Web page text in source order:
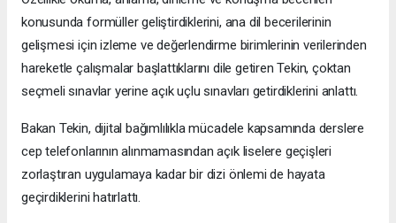
konusunda formüller geliştirdiklerini, ana dil becerilerinin
gelişmesi için izleme ve değerlendirme birimlerinin verilerinden
hareketle çalışmalar başlattıklarını dile getiren Tekin, çoktan
seçmeli sınavlar yerine açık uçlu sınavları getirdiklerini anlattı.
Bakan Tekin, dijital bağımlılıkla mücadele kapsamında derslere
cep telefonlarının alınmamasından açık liselere geçişleri
zorlaştıran uygulamaya kadar bir dizi önlemi de hayata
geçirdiklerini hatırlattı.